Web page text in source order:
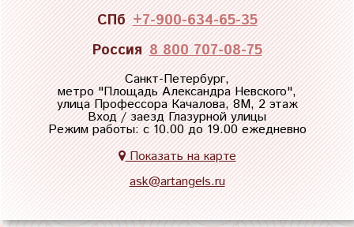
СПб +7-900-634-65-35
Россия 8 800 707-08-75
Санкт-Петербург,
метро "Площадь Александра Невского",
улица Профессора Качалова, 8М, 2 этаж
Вход / заезд Глазурной улицы
Режим работы: с 10.00 до 19.00 ежедневно
Показать на карте
ask@artangels.ru